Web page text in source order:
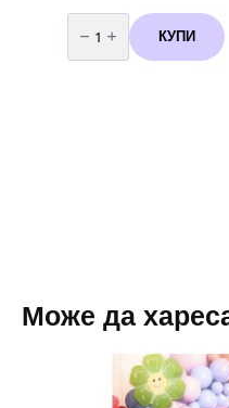
количество
за
Парти
покривка
КУПИ
Може да